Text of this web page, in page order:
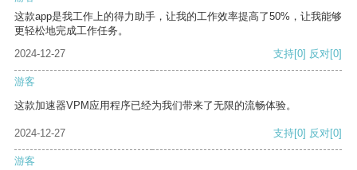
这款app是我工作上的得力助手，让我的工作效率提高了50%，让我能够
更轻松地完成工作任务。
2024-12-27
支持[0] 反对[0]
游客
这款加速器VPM应用程序已经为我们带来了无限的流畅体验。
2024-12-27 支持[0] 反对[0]
游客